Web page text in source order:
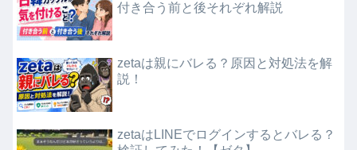
付き合う前と後それぞれ解説
zetaは親にバレる？原因と対処法を解
説！
zetaはLINEでログインするとバレる？